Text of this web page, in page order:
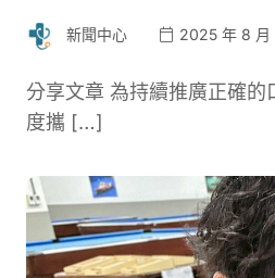
新聞中心 2025 年 8 月
分享文章 為持續推廣正確
度攜 […]